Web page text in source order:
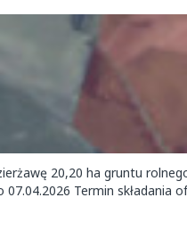
20,20 ha gruntu
07.04.2026 Termin składania